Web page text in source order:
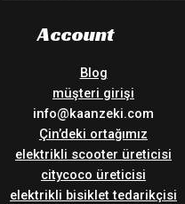
Account
Blog
müşteri girişi
info@kaanzeki.com
Çin’deki ortağımız
elektrikli scooter üreticisi
citycoco üreticisi
elektrikli bisiklet tedarikçisi